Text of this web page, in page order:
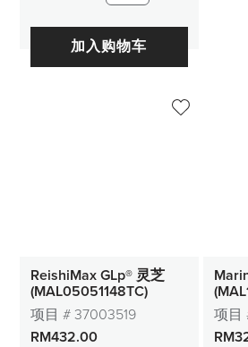
加入购物车
ReishiMax GLp® 灵芝
(MAL05051148TC)
项目 # 37003519
RM432.00
项目